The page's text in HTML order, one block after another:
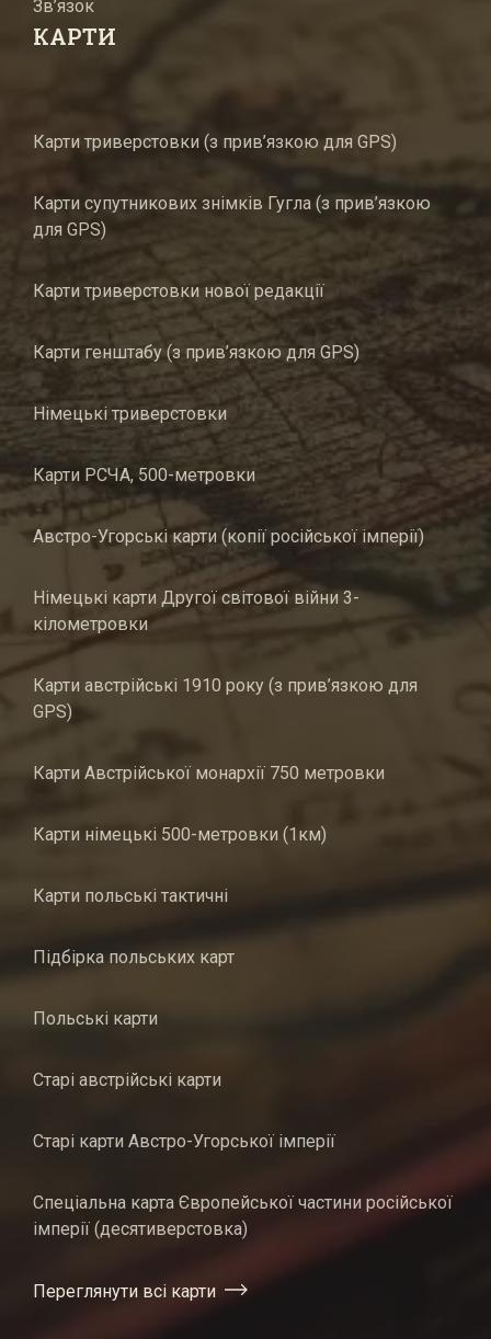
Зв’язок
КАРТИ
Карти триверстовки (з прив’язкою для GPS)
Карти супутникових знімків Гугла (з прив’язкою
для GPS)
Карти триверстовки нової редакції
Карти генштабу (з прив’язкою для GPS)
Німецькі триверстовки
Карти РСЧА, 500-метровки
Австро-Угорські карти (копії російської імперії)
Німецькі карти Другої світової війни 3-
кілометровки
Карти австрійські 1910 року (з прив’язкою для
GPS)
Карти Австрійської монархії 750 метровки
Карти німецькі 500-метровки (1км)
Карти польські тактичні
Підбірка польських карт
Польські карти
Старі австрійські карти
Старі карти Австро-Угорської імперії
Спеціальна карта Європейської частини російської
імперії (десятиверстовка)
Переглянути всі карти